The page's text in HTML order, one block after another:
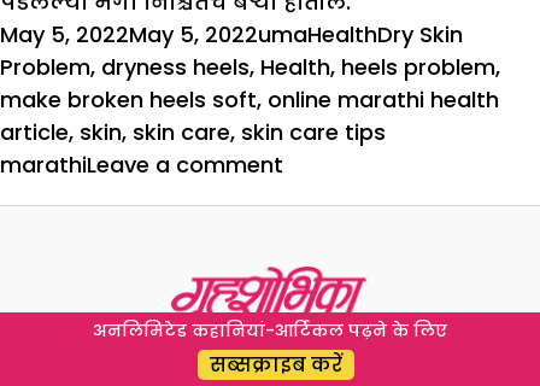
Posted
on
May 5, 2022May 5, 2022Author
umaCategories
HealthTags
Dry Skin
Problem, dryness heels, Health, heels problem,
make broken heels soft, online marathi health
article, skin, skin care, skin care tips
marathiLeave a comment
टाचांना
असे
बनवा
मुलायम
अनलिमिटेड कहानियां-आर्टिकल पढ़ने के लिए
सब्सक्राइब करें